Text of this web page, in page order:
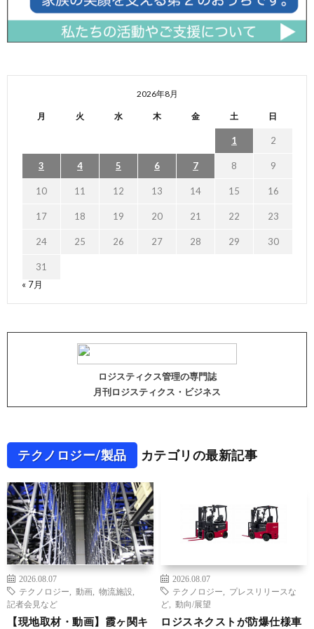
2026年8月
月 火 水 木 金 土 日
1 2
3 4 5 6 7 8 9
10 11 12 13 14 15 16
17 18 19 20 21 22 23
24 25 26 27 28 29 30
31
« 7月
ロジスティクス管理の専門誌
月刊ロジスティクス・ビジネス
テクノロジー/製品 カテゴリの最新記事
2026.08.07
テクノロジー
動画 物流施設
記者会見など
【現地取材・動画】霞ヶ関キ
2026.08.07
テクノロジー
プレスリリースな
ど
動向/展望
ロジスネクストが防爆仕様車